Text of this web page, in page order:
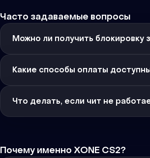
Часто задаваемые вопросы
Можно ли получить блокировку
Какие способы оплаты
Что делать, если чит не
Почему именно XONE CS2?